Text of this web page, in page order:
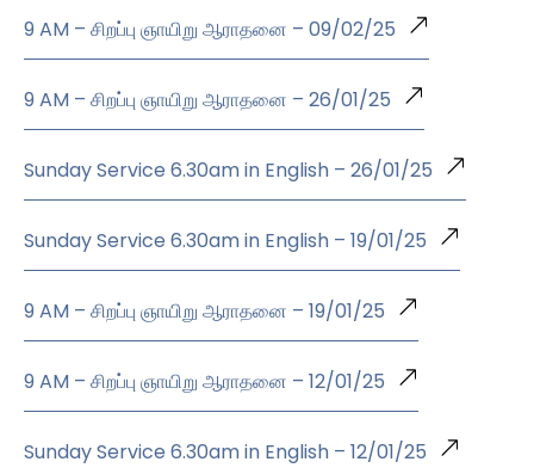
9 AM – சிறப்பு ஞாயிறு ஆராதனை – 09/02/25
9 AM – சிறப்பு ஞாயிறு ஆராதனை – 26/01/25
Sunday Service 6.30am in English – 26/01/25
Sunday Service 6.30am in English – 19/01/25
9 AM – சிறப்பு ஞாயிறு ஆராதனை – 19/01/25
9 AM – சிறப்பு ஞாயிறு ஆராதனை – 12/01/25
Sunday Service 6.30am in English – 12/01/25